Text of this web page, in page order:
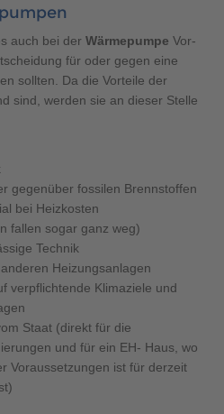
auch bei der Wärmepumpe Vor-
für oder gegen eine
sollten. Da die Vorteile der
sind, werden sie an dieser Stelle
gegenüber fossilen Brennstoffen
bei Heizkosten
fallen sogar ganz weg)
Technik
Heizungsanlagen
verpflichtende Klimaziele und
Staat (direkt für die
und für ein EH- Haus, wo
Voraussetzungen ist für derzeit